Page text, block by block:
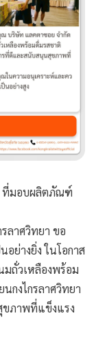
ที่มอบผลิตภัณฑ์
ลาศวิทยา ขอ
ย่างยิ่ง ในโอกาส
ถั่วเหลืองพร้อม
กงไกรลาศวิทยา
ขภาพที่แข็งแรง